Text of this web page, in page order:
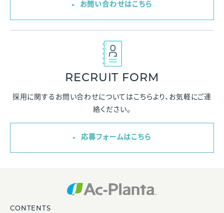
お問い合わせはこちら
RECRUIT FORM
採用に関するお問い合わせについてはこちらより、お気軽にご連
絡ください。
応募フォームはこちら
CONTENTS